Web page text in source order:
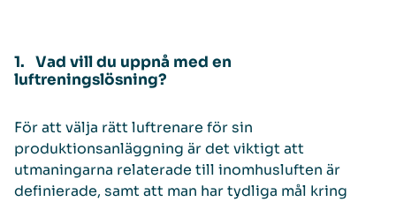
1. Vad vill du uppnå med en
luftreningslösning?
För att välja rätt luftrenare för sin
produktionsanläggning är det viktigt att
utmaningarna relaterade till inomhusluften är
definierade, samt att man har tydliga mål kring